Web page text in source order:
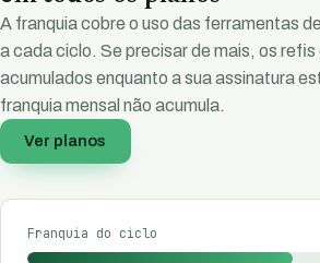
A franquia cobre o uso das ferramentas
a cada ciclo. Se precisar de mais, os
acumulados enquanto a sua assinatura
franquia mensal não acumula.
Ver planos
Franquia do ciclo